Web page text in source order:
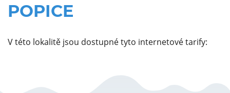
POPICE
V této lokalitě jsou dostupné tyto internetové tarify: